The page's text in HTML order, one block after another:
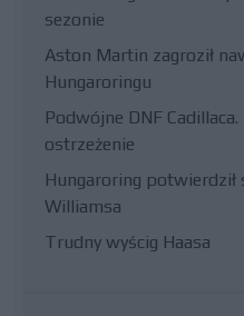
sezonie
Aston Martin zagroził
Hungaroringu
Podwójne DNF
ostrzeżenie
Hungaroring potwierdził
Williamsa
Trudny wyścig Haasa